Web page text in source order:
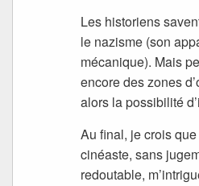
Les historiens
le nazisme (son
mécanique). Mais
encore des zones
alors la possibilité
Au final, je crois
cinéaste, sans
redoutable,